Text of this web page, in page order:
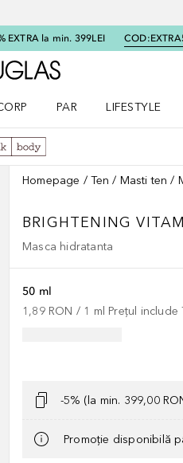
EXTRA la min. 399LEI COD:
Către pagina principală
PAR
LIFESTYLE
Homepage Ten Masti ten
BRIGHTENING
Masca hidratanta
50 ml
1,89 RON / 1 ml Prețul include
-5% (la min. 399,00
Promoție disponibilă